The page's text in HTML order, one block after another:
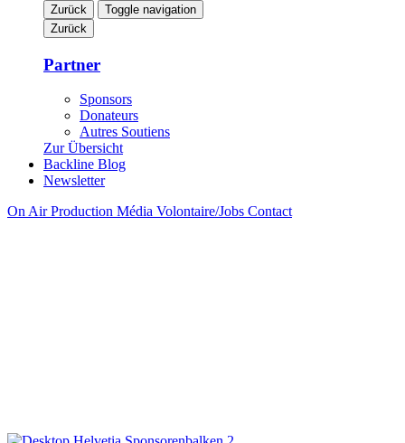
Zurück
Toggle navigation
Zurück
Partner
Sponsors
Donateurs
Autres Soutiens
Zur Übersicht
Backline Blog
Newsletter
On AirProduction Média Volontaire/Jobs Contact